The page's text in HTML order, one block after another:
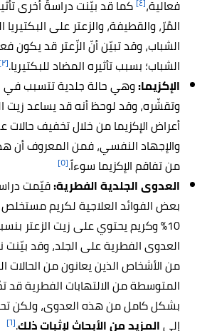
فعالية،
كما قد بيّنت دراسةٌ أخرى
المُرّ، والقطيفة، والزعتر على
الشباب، وقد تبيّن أنّ الزّعتر قد يكون
الشباب؛ بسبب تأثيره المضاد للبكتيريا.[٢]
الإكزيما:وهي حالة جلدية تتسبب في
وتقشّره، وقد لوحظ أنه قد يساعد زيت
أعراض الإكزيما من خلال تخفيف
والإجهاد النفسي، فمن المعروف أن
من تفاقم الإكزيما سوءاً.[٥]
العدوى الجلدية الفطرية:قيّمت
بعض الفوائد العلاجية لكريم مستخلص
من الأشخاص الذين يعانون من الحالات
المتوسطة من الالتهابات الفطرية قد
بشكل كامل من هذه العدوى، ولكن
إلىالمزيد من الأبحاث لإثبات ذلك.[٦]